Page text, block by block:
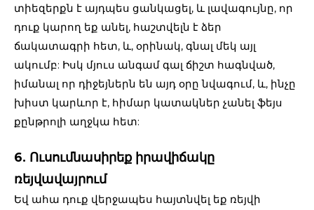
տիեզերքն է այդպես ցանկացել, և լավագույնը, որ
դուք կարող եք անել, հաշտվելն է ձեր
ճակատագրի հետ, և, օրինակ, գնալ մեկ այլ
ակումբ: Իսկ մյուս անգամ գալ ճիշտ հագնված,
իմանալ որ դիջեյներն են այդ օրը նվագում, և, ինչը
խիստ կարևոր է, հիմար կատակներ չանել ֆեյս
քընթրոլի աղջկա հետ:
6. Ուսումնասիրեք իրավիճակը
ռեյվավայրում
Եվ ահա դուք վերջապես հայտնվել եք ռեյվի